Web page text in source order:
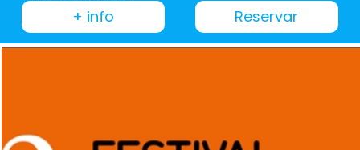
+ info Reservar